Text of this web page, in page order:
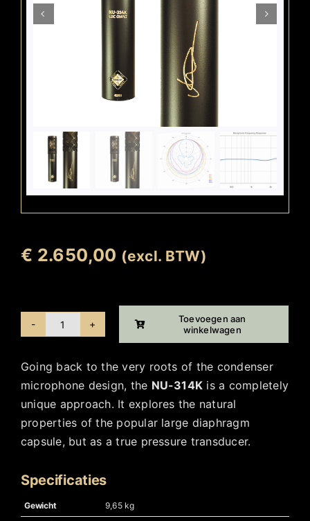
€ 2.650,00 (excl. BTW)
Nordic
Labs
-
NU314K
aantal
Toevoegen aan
winkelwagen
Going back to the very roots of the condenser
microphone design, the NU-314K is a completely
unique approach. It explores the natural
properties of the popular large diaphragm
capsule, but as a true pressure transducer.
Specificaties
Gewicht 9,65 kg